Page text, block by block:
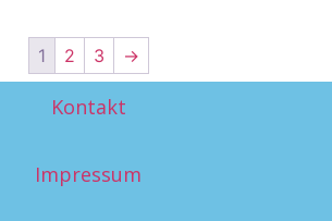
1 2 3 →
Kontakt
Impressum